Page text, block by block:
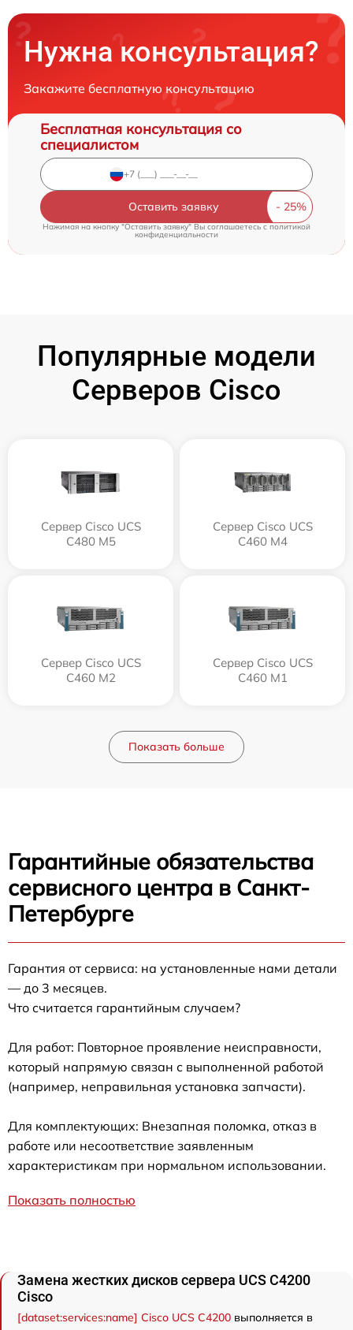
Нужна консультация?
Закажите бесплатную консультацию
Бесплатная консультация со
специалистом
Оставить заявку
Нажимая на кнопку "Оставить заявку" Вы соглашаетесь cполитикой
конфиденциальности
Популярные модели
Серверов Cisco
Сервер Cisco UCS
C480 M5
Сервер Cisco UCS
C460 M4
Сервер Cisco UCS
C460 M2
Сервер Cisco UCS
C460 M1
Показать больше
Гарантийные обязательства
сервисного центра в Санкт-
Петербурге
Гарантия от сервиса: на установленные нами детали
— до 3 месяцев.
Что считается гарантийным случаем?
Для работ: Повторное проявление неисправности,
который напрямую связан с выполненной работой
(например, неправильная установка запчасти).
Для комплектующих: Внезапная поломка, отказ в
работе или несоответствие заявленным
характеристикам при нормальном использовании.
Показать полностью
Замена жестких дисков сервера UCS C4200
Cisco
[dataset:services:name] Cisco UCS C4200 выполняется в